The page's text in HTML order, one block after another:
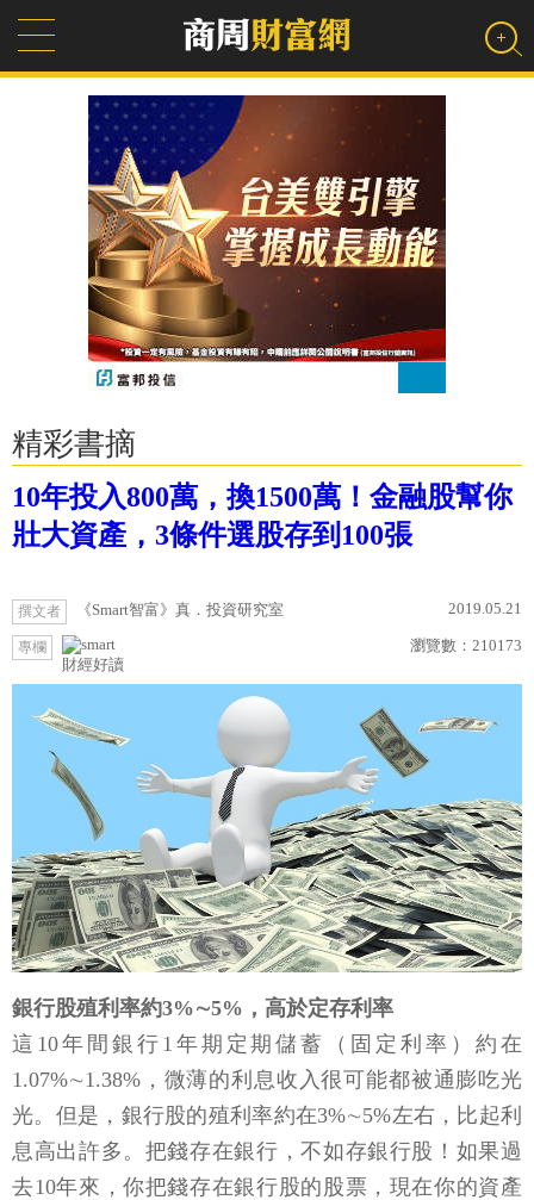
精彩書摘
10年投入800萬，換1500萬！金融股幫你
壯大資產，3條件選股存到100張
撰文者 《Smart智富》真．投資研究室 2019.05.21
專欄
財經好讀
瀏覽數： 210173
銀行股殖利率約3%∼5%，高於定存利率
這10年間銀行1年期定期儲蓄（固定利率）約在
1.07%∼1.38%，微薄的利息收入很可能都被通膨吃光
光。但是，銀行股的殖利率約在3%∼5%左右，比起利
息高出許多。把錢存在銀行，不如存銀行股！如果過
去10年來，你把錢存在銀行股的股票，現在你的資產